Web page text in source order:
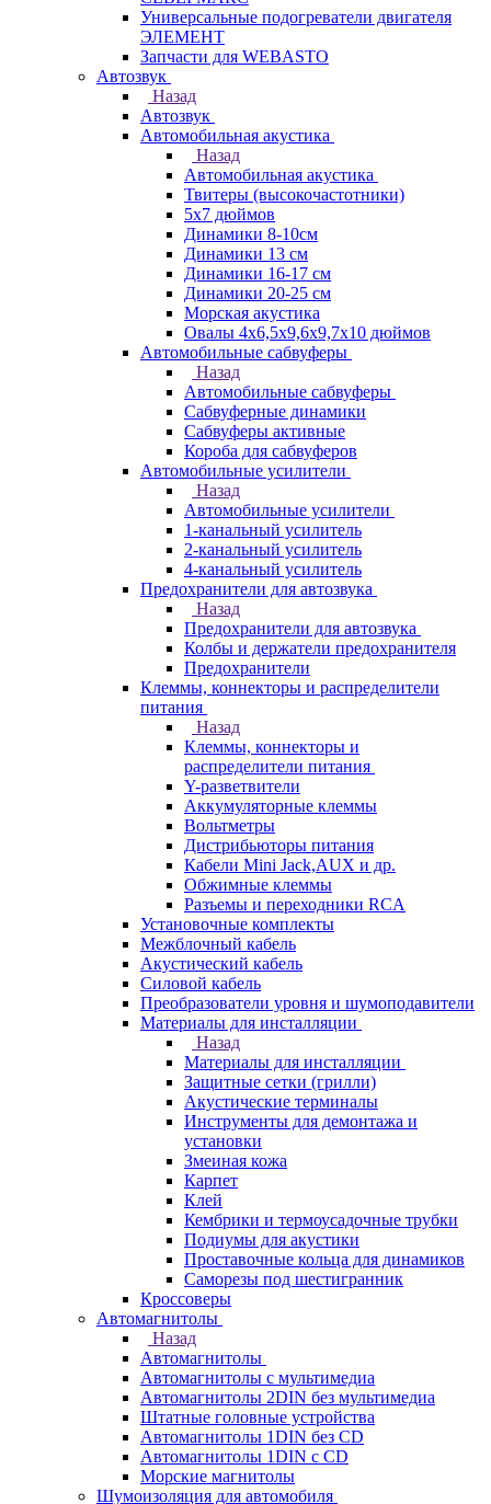
Универсальные подогреватели двигателя
ЭЛЕМЕНТ
Запчасти для WEBASTO
Автозвук
Назад
Автозвук
Автомобильная акустика
Назад
Автомобильная акустика
Твитеры (высокочастотники)
5x7 дюймов
Динамики 8-10см
Динамики 13 см
Динамики 16-17 см
Динамики 20-25 см
Морская акустика
Овалы 4х6,5х9,6x9,7х10 дюймов
Автомобильные сабвуферы
Назад
Автомобильные сабвуферы
Сабвуферные динамики
Сабвуферы активные
Короба для сабвуферов
Автомобильные усилители
Назад
Автомобильные усилители
1-канальный усилитель
2-канальный усилитель
4-канальный усилитель
Предохранители для автозвука
Назад
Предохранители для автозвука
Колбы и держатели предохранителя
Предохранители
Клеммы, коннекторы и распределители
питания
Назад
Клеммы, коннекторы и
распределители питания
Y-разветвители
Аккумуляторные клеммы
Вольтметры
Дистрибьюторы питания
Кабели Mini Jack,AUX и др.
Обжимные клеммы
Разъемы и переходники RCA
Установочные комплекты
Межблочный кабель
Акустический кабель
Силовой кабель
Преобразователи уровня и шумоподавители
Материалы для инсталляции
Назад
Материалы для инсталляции
Защитные сетки (грилли)
Акустические терминалы
Инструменты для демонтажа и
установки
Змеиная кожа
Карпет
Клей
Кембрики и термоусадочные трубки
Подиумы для акустики
Проставочные кольца для динамиков
Саморезы под шестигранник
Кроссоверы
Автомагнитолы
Назад
Автомагнитолы
Автомагнитолы с мультимедиа
Автомагнитолы 2DIN без мультимедиа
Штатные головные устройства
Автомагнитолы 1DIN без CD
Автомагнитолы 1DIN с CD
Морские магнитолы
Шумоизоляция для автомобиля